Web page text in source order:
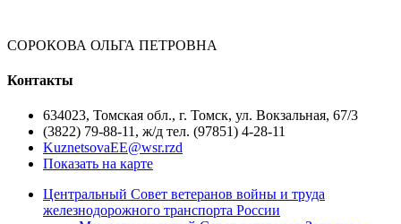
СОРОКОВА ОЛЬГА ПЕТРОВНА
Контакты
634023, Томская обл., г. Томск, ул. Вокзальная, 67/3
(3822) 79-88-11, ж/д тел. (97851) 4-28-11
KuznetsovaEE@wsr.rzd
Показать на карте
Центральный Совет ветеранов войны и труда
железнодорожного транспорта России